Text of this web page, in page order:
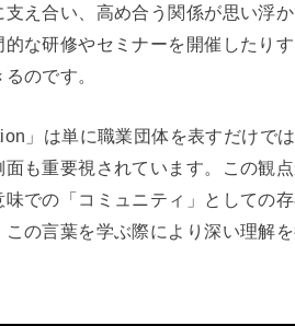
え合い、高め合う関係が思い浮
な研修やセミナーを開催したり
のです。
」は単に職業団体を表すだけで
面も重要視されています。この観
での「コミュニティ」としての
の言葉を学ぶ際により深い理解